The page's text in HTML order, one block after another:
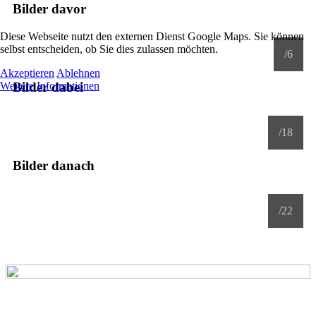
Bilder davor
/6
Bilder dabei
/18
Bilder danach
/22
Diese Webseite nutzt den externen Dienst Google Maps. Sie können
selbst entscheiden, ob Sie dies zulassen möchten.
Akzeptieren Ablehnen
Weitere Informationen